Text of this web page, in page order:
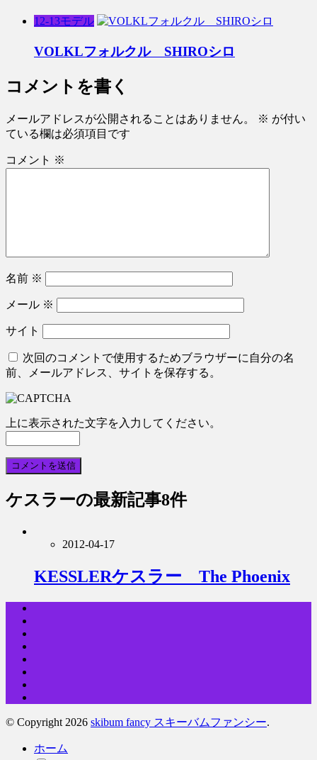
12-13モデル
VOLKLフォルクル SHIROシロ
コメントを書く
メールアドレスが公開されることはありません。 ※ が付い
ている欄は必須項目です
コメント ※
名前 ※
メール ※
サイト
次回のコメントで使用するためブラウザーに自分の名
前、メールアドレス、サイトを保存する。
上に表示された文字を入力してください。
ケスラーの最新記事8件
2012-04-17
KESSLERケスラー The Phoenix
© Copyright 2026 skibum fancy スキーバムファンシー.
ホーム